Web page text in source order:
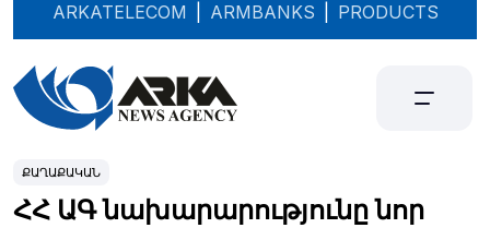
ARKATELECOM ARMBANKS PRODUCTS
ՔԱՂԱՔԱԿԱՆ
ՀՀ ԱԳ նախարարությունը նոր